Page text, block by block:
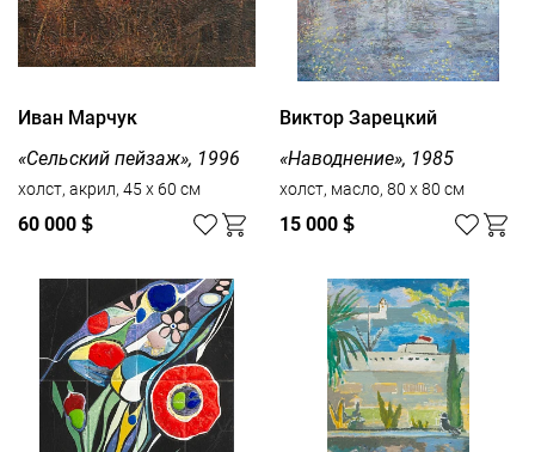
Иван Марчук
«Сельский пейзаж», 1996
холст, акрил, 45 x 60 см
60 000 $
Виктор Зарецкий
«Наводнение», 1985
холст, масло, 80 x 80 см
15 000 $